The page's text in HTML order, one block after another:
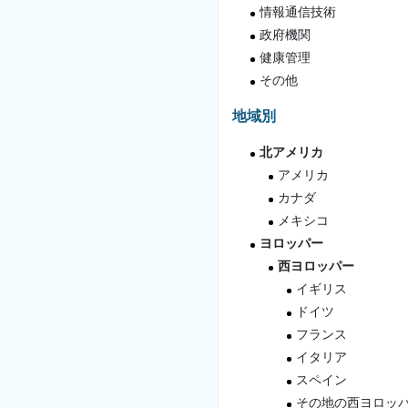
情報通信技術
政府機関
健康管理
その他
地域別
北アメリカ
アメリカ
カナダ
メキシコ
ヨロッパー
西ヨロッパー
イギリス
ドイツ
フランス
イタリア
スペイン
その地の西ヨロッ